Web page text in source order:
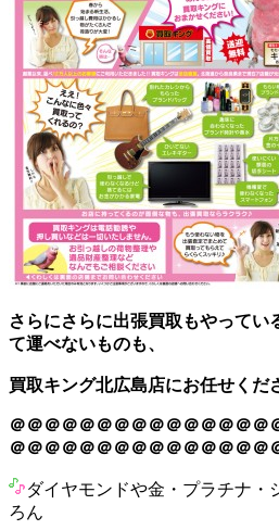
さらにさらに出張買取もやってい
て運べないものも、
買取キング北広島店にお任せくだ
＠＠＠＠＠＠＠＠＠＠＠＠＠＠＠
＠＠＠＠＠＠＠＠＠＠＠＠＠＠＠
ダイヤモンドや金・プラチナ・
ろん